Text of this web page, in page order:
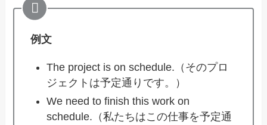
例文
The project is on schedule.（そのプロ
ジェクトは予定通りです。）
We need to finish this work on
schedule.（私たちはこの仕事を予定通